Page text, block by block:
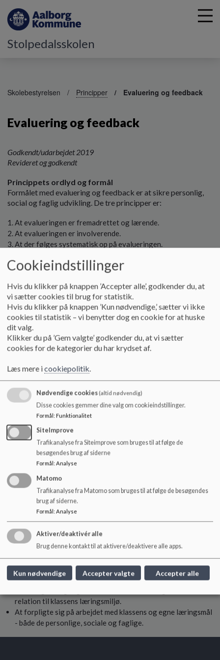
Stolpedalsskolen
Skolebestyrelsen Principper Evaluering og feedback
Evaluering og feedback
Godkendt/udarbejdet 2019
Revideret og godkendt
Princippets ordlyd og formål
Formålet med evaluering og feedback er at sikre personlig,
social og faglig udvikling. De tre principper er:
At evalueringen er fremadrettet og lærende.
At evalueringen er involverende.
At der følges systematisk op på evalueringen.
Skolens ansvar
At arbejde systematisk med evaluering ved at følge skolens
testplan og deltage i de planlagte konferencer med skolens
vejledere.
At skabe grundlag for læringssamtaler i den daglige
undervisning, hvor der gives feedback til klassen og eleverne
på deres læring.
At supplere med individuelle elevsamtaler efter behov, hvor
samtalen bliver en ramme for elevens refleksion over egen
læring.
At inddrage eleven i relation til skole-hjem-samtalen i
forhold til at reflektere over egen læring og
udviklingsproces som en forberedelse til at deltage aktivt til
selve samtalen (her er der en undtagelse på 0. årgang og til
den første samtale på 1. årgang).
Forældrenes ansvar
At understøtte elevens arbejde med klassens og egne
læringsmål.
At skaber gode rammer hjemme for elevens arbejde med
personlige og faglige mål.
deres viden om elevens trivsel, læring og udvikling
Elevens ansvar
At deltage aktivt i den daglige undervisning og yde deres
bedste i forhold til de udvalgte faglige læringsmål.
relation til klassens læringsmiljø.
At forpligte sig på arbejdet med klassens og egne læringsmål
- både de personlige, sociale og faglige.
Cookieindstillinger
Hvis du klikker på knappen ’Accepter alle’, godkender du, at
vi sætter cookies til brug for statistik.
Hvis du klikker på knappen ’Kun nødvendige,’ sætter vi ikke
cookies til statistik – vi benytter dog en cookie for at huske
dit valg.
Klikker du på ’Gem valgte’ godkender du, at vi sætter
cookies for de kategorier du har krydset af.
Læs mere icookiepolitik.
Nødvendige cookies(altid nødvendig)
Disse cookies gemmer dine valg om cookieindstillinger.
Formål: Funktionalitet
SiteImprove
Trafikanalyse fra Siteimprove som bruges til at følge de
besøgendes brug af siderne
Formål : Analyse
Matomo
Trafikanalyse fra Matomo som bruges til at følge de besøgendes
brug af siderne.
Formål: Analyse
Aktiver/deaktivér alle
Brug denne kontakt til at aktivere/deaktivere alle apps.
Kun nødvendige Accepter valgte Accepter alle